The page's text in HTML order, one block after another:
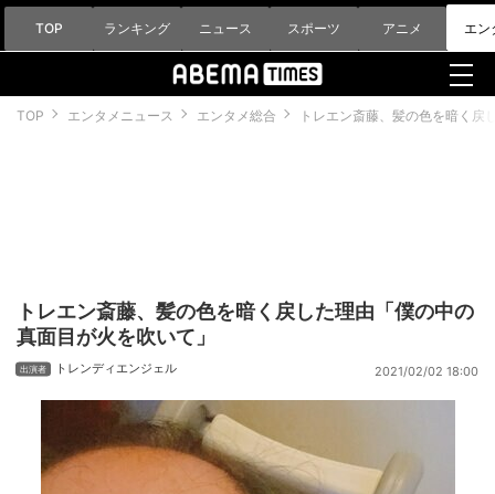
TOP ランキング ニュース スポーツ アニメ エン
TOP エンタメニュース エンタメ総合 トレエン斎藤、髪の色を暗く戻
トレエン斎藤、髪の色を暗く戻した理由「僕の中の
真面目が火を吹いて」
トレンディエンジェル 2021/02/02 18:00